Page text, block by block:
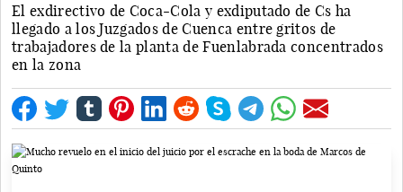
El exdirectivo de Coca-Cola y exdiputado de Cs ha
llegado a los Juzgados de Cuenca entre gritos de
trabajadores de la planta de Fuenlabrada concentrados
en la zona